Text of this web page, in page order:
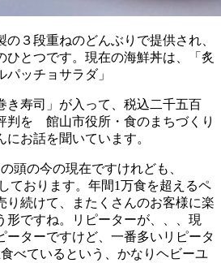
３段重ねのどんぶりで提供され、
ひとつです。現在の海鮮丼は、「炙
ッチョサラダ」
き寿司」が入って、税込二千五百
判を 館山市役所・食のまちづくり
お話を聞いています。
頭の今の現在ですけれども、
ております。年間1万食を超えるペ
り続けて、またくさんのお客様に楽
形ですね。リピーターが、、、現
ーターですけど、一番多いリピータ
べているという、かなりヘビーユ